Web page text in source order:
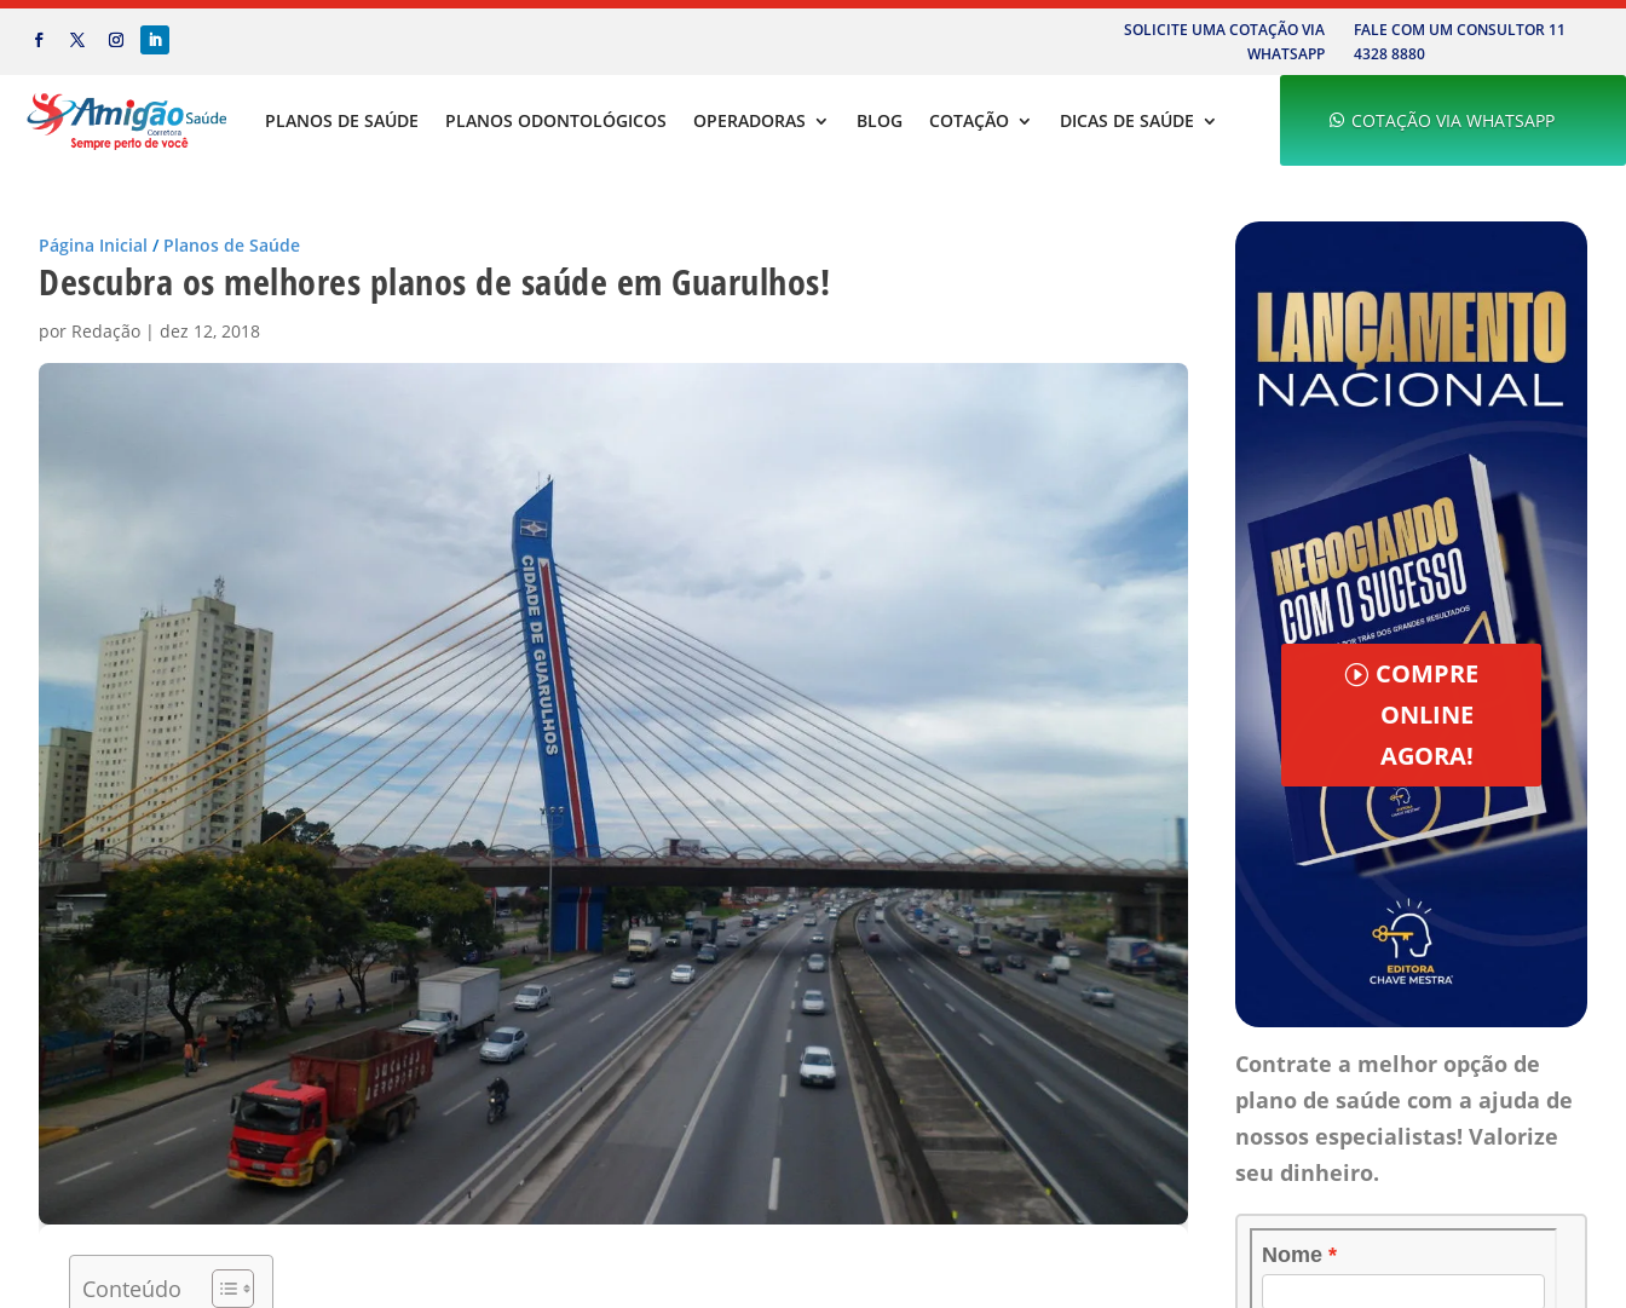
SOLICITE UMA COTAÇÃO VIA
WHATSAPP
FALE COM UM CONSULTOR 11
4328 8880
PLANOS DE SAÚDE PLANOS ODONTOLÓGICOS OPERADORAS BLOG COTAÇÃO DICAS DE SAÚDE COTAÇÃO VIA WHATSAPP
Página Inicial / Planos de Saúde
Descubra os melhores planos de saúde em Guarulhos!
por Redação | dez 12, 2018
Conteúdo
COMPRE
ONLINE
AGORA!
Contrate a melhor opção de
plano de saúde com a ajuda de
nossos especialistas! Valorize
seu dinheiro.